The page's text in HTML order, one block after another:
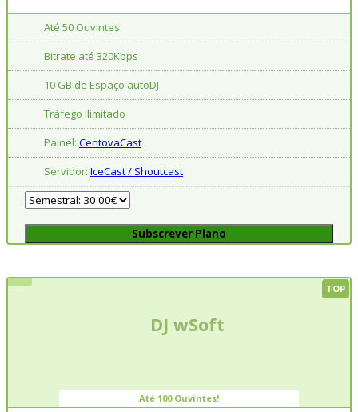
Até 50 Ouvintes
Bitrate até 320Kbps
10 GB de Espaço autoDJ
Tráfego Ilimitado
Painel: CentovaCast
Servidor: IceCast / Shoutcast
Subscrever Plano
TOP
DJ wSoft
Até 100 Ouvintes!